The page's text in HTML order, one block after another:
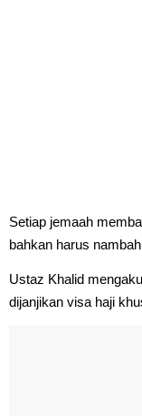
Setiap jemaah
bahkan harus
Ustaz Khalid
dijanjikan visa haji